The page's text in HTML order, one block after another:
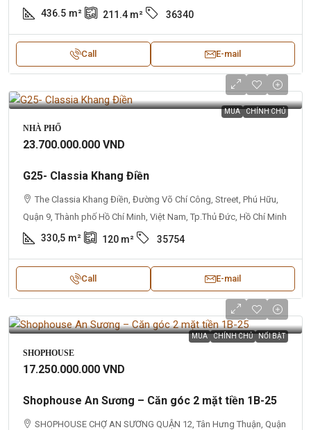
436.5 m² 211.4 m² 36340
Call E-mail
MUA CHÍNH CHỦ
NHÀ PHỐ
23.700.000.000 VND
G25- Classia Khang Điền
The Classia Khang Điền, Đường Võ Chí Công, Street, Phú Hữu,
Quận 9, Thành phố Hồ Chí Minh, Việt Nam, Tp.Thủ Đức, Hồ Chí Minh
330,5 m² 120 m² 35754
Call E-mail
MUA CHÍNH CHỦ NỔI BẬT
SHOPHOUSE
17.250.000.000 VND
Shophouse An Sương – Căn góc 2 mặt tiền 1B-25
SHOPHOUSE CHỢ AN SƯƠNG QUẬN 12, Tân Hưng Thuận, Quận